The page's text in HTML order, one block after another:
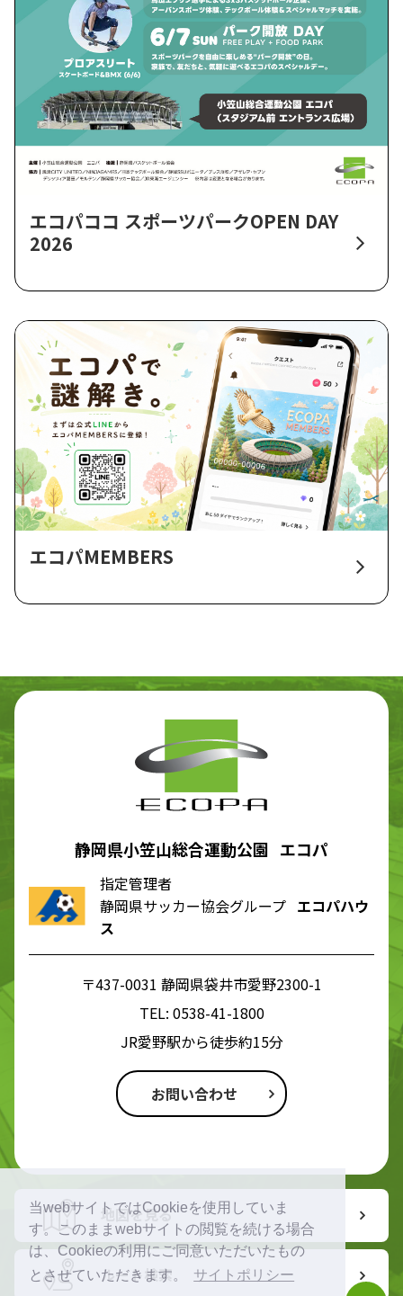
当webサイトではCookieを使用していま
す。このままwebサイトの閲覧を続ける場合
は、Cookieの利用にご同意いただいたもの
とさせていただきます。
サイトポリシー
エコパココ スポーツパークOPEN DAY
2026
エコパMEMBERS
静岡県小笠山総合運動公園 エコパ
指定管理者
静岡県サッカー協会グループ エコパハウ
ス
〒437-0031 静岡県袋井市愛野2300-1
TEL: 0538-41-1800
JR愛野駅から徒歩約15分
お問い合わせ
地図を見る
ルート検索